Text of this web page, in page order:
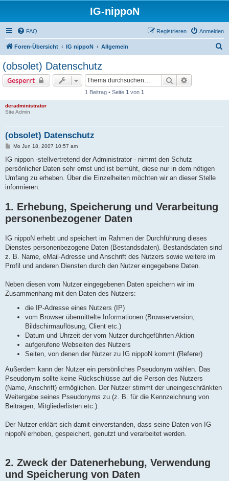
IG-nippoN
FAQ Anmelden
Registrieren
Foren-Übersicht IG nippoN Allgemein
(obsolet) Datenschutz
Gesperrt Suche
1 Beitrag • Seite 1 von 1
deradministrator
Site Admin
(obsolet) Datenschutz
B
i
r
a
Mo Jun 18, 2007 10:57 am
IG nippon -stellvertretend der Administrator - nimmt den Schutz
persönlicher Daten sehr ernst und ist bemüht, diese nur in dem nötigen
Umfang zu erheben. Über die Einzelheiten möchten wir an dieser Stelle
informieren:
1. Erhebung, Speicherung und Verarbeitung
personenbezogener Daten
IG nippoN erhebt und speichert im Rahmen der Durchführung dieses
Dienstes personenbezogene Daten (Bestandsdaten). Bestandsdaten sind
z. B. Name, eMail-Adresse und Anschrift des Nutzers sowie weitere im
Profil und anderen Diensten durch den Nutzer eingegebene Daten.
Neben diesen vom Nutzer eingegebenen Daten speichern wir im
Zusammenhang mit den Daten des Nutzers:
die IP-Adresse eines Nutzers (IP)
vom Browser übermittelte Informationen (Browserversion,
Bildschirmauflösung, Client etc.)
Datum und Uhrzeit der vom Nutzer durchgeführten Aktion
aufgerufene Webseiten des Nutzers
Seiten, von denen der Nutzer zu IG nippoN kommt (Referer)
Außerdem kann der Nutzer ein persönliches Pseudonym wählen. Das
Pseudonym sollte keine Rückschlüsse auf die Person des Nutzers
(Name, Anschrift) ermöglichen. Der Nutzer stimmt der uneingeschränkten
Weitergabe seines Pseudonyms zu (z. B. für die Kennzeichnung von
Beiträgen, Mitgliederlisten etc.).
Der Nutzer erklärt sich damit einverstanden, dass seine Daten von IG
nippoN erhoben, gespeichert, genutzt und verarbeitet werden.
2. Zweck der Datenerhebung, Verwendung
und Speicherung von Daten